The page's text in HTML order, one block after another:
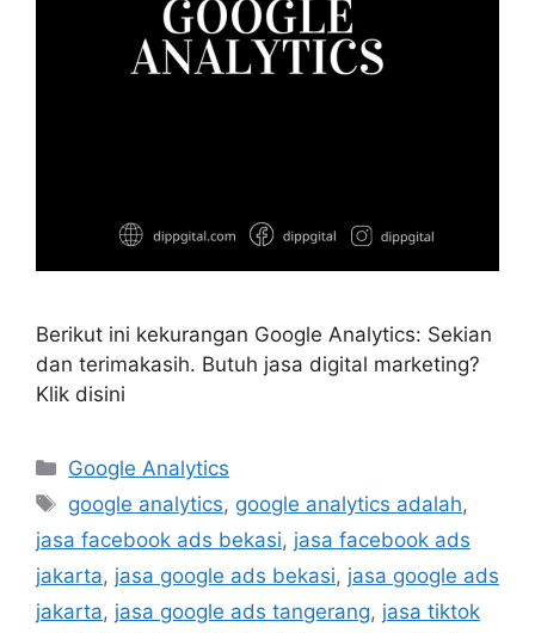
Berikut ini kekurangan Google Analytics: Sekian
dan terimakasih. Butuh jasa digital marketing?
Klik disini
Google Analytics
google analytics, google analytics adalah,
jasa facebook ads bekasi, jasa facebook ads
jakarta, jasa google ads bekasi, jasa google ads
jakarta, jasa google ads tangerang, jasa tiktok